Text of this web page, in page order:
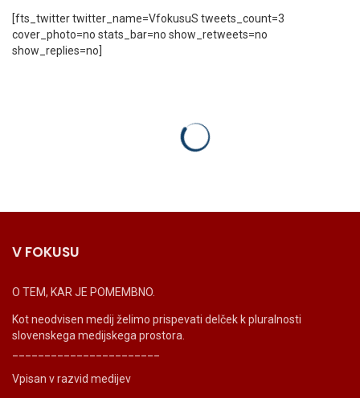
[fts_twitter twitter_name=VfokusuS tweets_count=3
cover_photo=no stats_bar=no show_retweets=no
show_replies=no]
V FOKUSU
O TEM, KAR JE POMEMBNO.
Kot neodvisen medij želimo prispevati delček k pluralnosti
slovenskega medijskega prostora.
Vpisan v razvid medijev